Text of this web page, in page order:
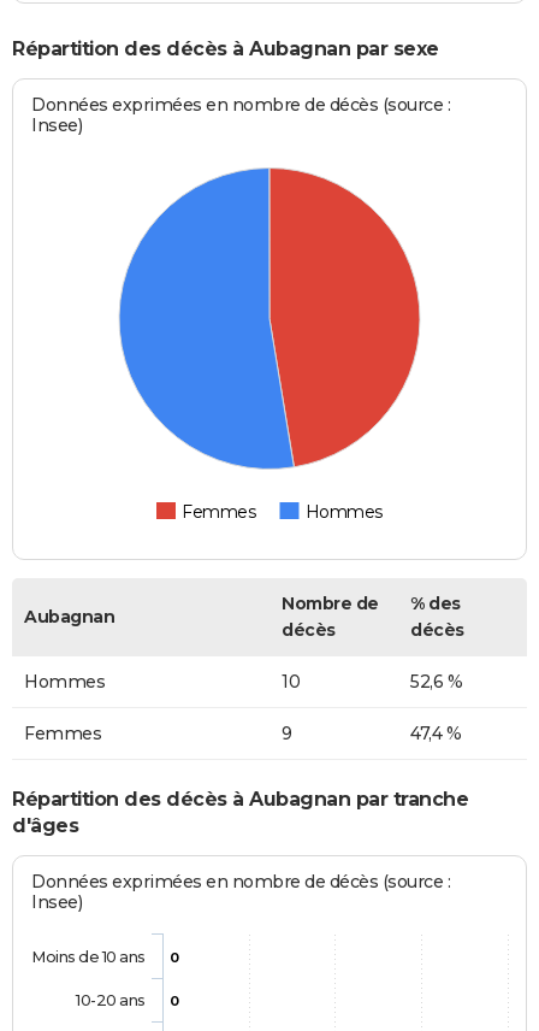
Répartition des décès à Aubagnan par sexe
Données exprimées en nombre de décès (source :
Insee)
Femmes Hommes
Aubagnan
Nombre de
décès
% des
décès
Hommes 10 52,6 %
Femmes 9 47,4 %
Répartition des décès à Aubagnan par tranche
d'âges
Données exprimées en nombre de décès (source :
Insee)
0
0
Moins de 10 ans
10-20 ans